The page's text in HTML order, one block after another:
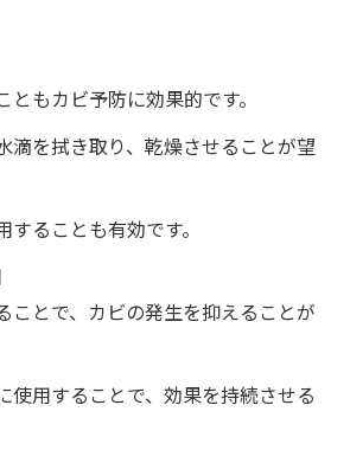
もカビ予防に効果的です。
滴を拭き取り、乾燥させることが望
ることも有効です。
ことで、カビの発生を抑えることが
使用することで、効果を持続させる